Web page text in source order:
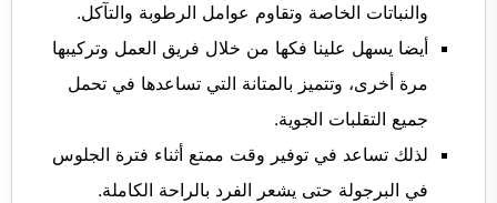
والنباتات الخاصة وتقاوم عوامل الرطوبة والتآكل.
أيضا يسهل علينا فكها من خلال فريق العمل وتركيبها
مرة أخرى، وتتميز بالمتانة التي تساعدها في تحمل
جميع التقلبات الجوية.
لذلك تساعد في توفير وقت ممتع أثناء فترة الجلوس
في البرجولة حتى يشعر الفرد بالراحة الكاملة.